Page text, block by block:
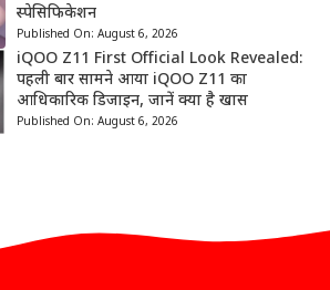
स्पेसिफिकेशन
Published On: August 6, 2026
iQOO Z11 First Official Look Revealed:
पहली बार सामने आया iQOO Z11 का
आधिकारिक डिजाइन, जानें क्या है खास
Published On: August 6, 2026